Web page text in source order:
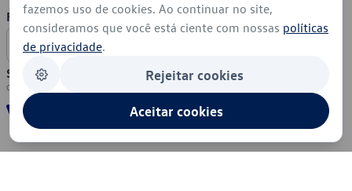
Formas de Pagamento
Segurança
fazemos uso de cookies. Ao continuar no site,
consideramos que você está ciente com nossas políticas
de privacidade.
Rejeitar cookies
Aceitar cookies